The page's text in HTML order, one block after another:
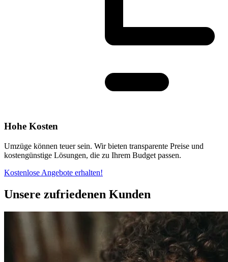
Hohe Kosten
Umzüge können teuer sein. Wir bieten transparente Preise und
kostengünstige Lösungen, die zu Ihrem Budget passen.
Kostenlose Angebote erhalten!
Unsere zufriedenen Kunden